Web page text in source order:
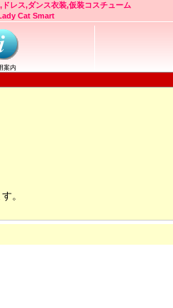
レス,ダンス衣装,仮装コスチューム
Cat Smart
案内
。